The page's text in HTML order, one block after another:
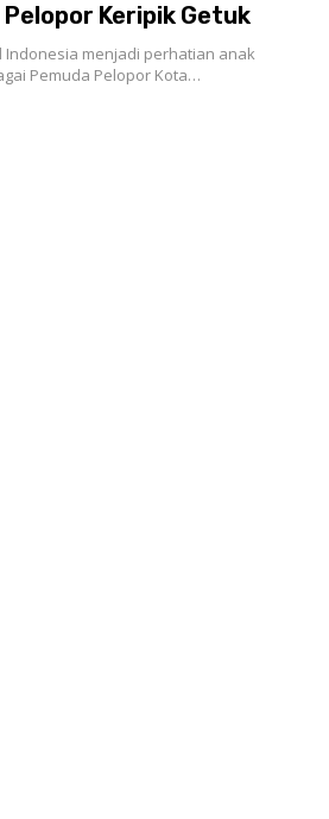
Keripik Getuk
Indonesia menjadi perhatian anak
Pemuda Pelopor Kota…